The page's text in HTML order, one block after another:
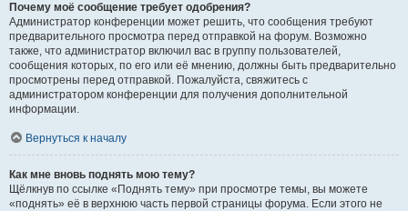
Почему моё сообщение требует одобрения?
Администратор конференции может решить, что сообщения требуют
предварительного просмотра перед отправкой на форум. Возможно
также, что администратор включил вас в группу пользователей,
сообщения которых, по его или её мнению, должны быть предварительно
просмотрены перед отправкой. Пожалуйста, свяжитесь с
администратором конференции для получения дополнительной
информации.
Вернуться к началу
Как мне вновь поднять мою тему?
Щёлкнув по ссылке «Поднять тему» при просмотре темы, вы можете
«поднять» её в верхнюю часть первой страницы форума. Если этого не